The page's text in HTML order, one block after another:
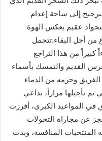
إلى ساحة إعدام
عقيم يعكس الهوة
أجل البقاء.تتحمل
كبيراً من هذا التراجع
القديم والتمسك بأسماء
وحرمه من الدماء
تم تأجيلها مراراً، بداعي
المواعيد الكبرى، أفرزت
عن مجاراة التحولات
المنتخبات المنافسة، وبدت